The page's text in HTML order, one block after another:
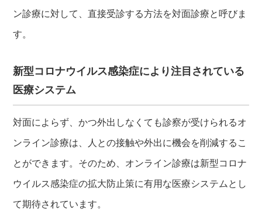
ン診療に対して、直接受診する方法を対面診療と呼びま
す。
新型コロナウイルス感染症により注目されている
医療システム
対面によらず、かつ外出しなくても診察が受けられるオ
ンライン診療は、人との接触や外出に機会を削減するこ
とができます。そのため、オンライン診療は新型コロナ
ウイルス感染症の拡大防止策に有用な医療システムとし
て期待されています。